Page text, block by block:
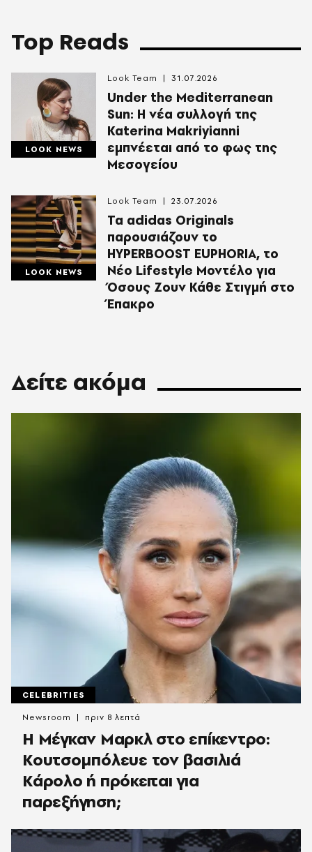
Top Reads
LOOK NEWS
Under the Mediterranean
Sun: Η νέα συλλογή της
Katerina Makriyianni
εμπνέεται από το φως της
Μεσογείου
Look Team 31.07.2026
LOOK NEWS
Τα adidas Originals
παρουσιάζουν το
HYPERBOOST EUPHORIA, το
Νέο Lifestyle Μοντέλο για
Όσους Ζουν Κάθε Στιγμή στο
Έπακρο
Look Team 23.07.2026
Δείτε ακόμα
CELEBRITIES
Η Μέγκαν Μαρκλ στο επίκεντρο:
Κουτσομπόλευε τον βασιλιά
Κάρολο ή πρόκειται για
παρεξήγηση;
Newsroom πριν 8 λεπτά